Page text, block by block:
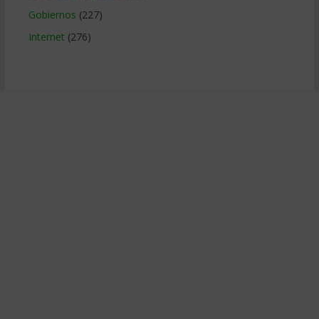
Gobiernos (227)
Internet (276)